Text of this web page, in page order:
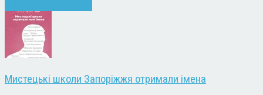
Мистецькі школи Запоріжжя отримали імена